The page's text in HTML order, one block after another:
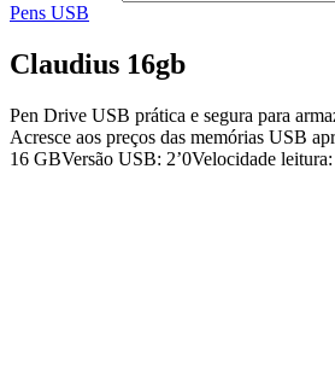
Pens USB
Claudius 16gb
Pen Drive USB prática e segura para
Acresce aos preços das memórias USB
16 GBVersão USB: 2’0Velocidade